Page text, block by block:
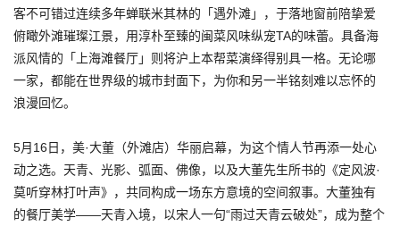
客不可错过连续多年蝉联米其林的「遇外滩」，于落地窗前陪挚爱
俯瞰外滩璀璨江景，用淳朴至臻的闽菜风味纵宠TA的味蕾。具备海
派风情的「上海滩餐厅」则将沪上本帮菜演绎得别具一格。无论哪
一家，都能在世界级的城市封面下，为你和另一半铭刻难以忘怀的
浪漫回忆。
5月16日，美·大董（外滩店）华丽启幕，为这个情人节再添一处心
动之选。天青、光影、弧面、佛像，以及大董先生所书的《定风波·
莫听穿林打叶声》，共同构成一场东方意境的空间叙事。大董独有
的餐厅美学——天青入境，以宋人一句“雨过天青云破处”，成为整个